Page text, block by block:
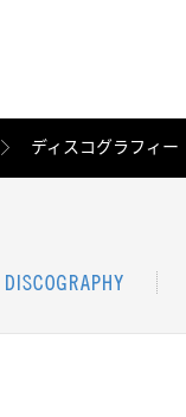
ディスコグラフィー